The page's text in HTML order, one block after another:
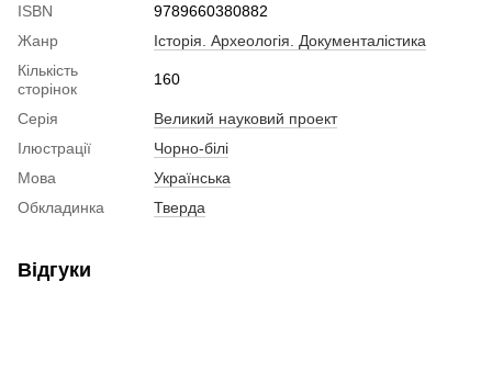
ISBN
9789660380882
Жанр
Історія. Археологія. Документалістика
Кількість
сторінок
160
Серія
Великий науковий проект
Ілюстрації
Чорно-білі
Мова
Українська
Обкладинка
Тверда
Відгуки